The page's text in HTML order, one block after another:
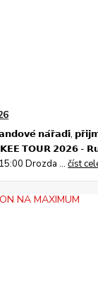
𝗻𝗮́𝗿̌𝗮𝗱𝗶́,
𝗧𝗢𝗨𝗥 𝟮𝟬𝟮𝟲 -
Drozda ...číst